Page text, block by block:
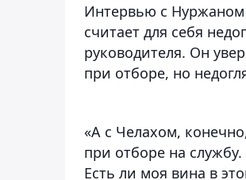
Интервью с
считает для себя
руководителя. Он
при отборе, но
«А с Челахом,
при отборе на
Есть ли моя вина в